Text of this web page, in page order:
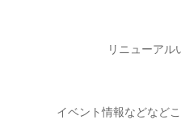
リニューアル
イベント情報などなど